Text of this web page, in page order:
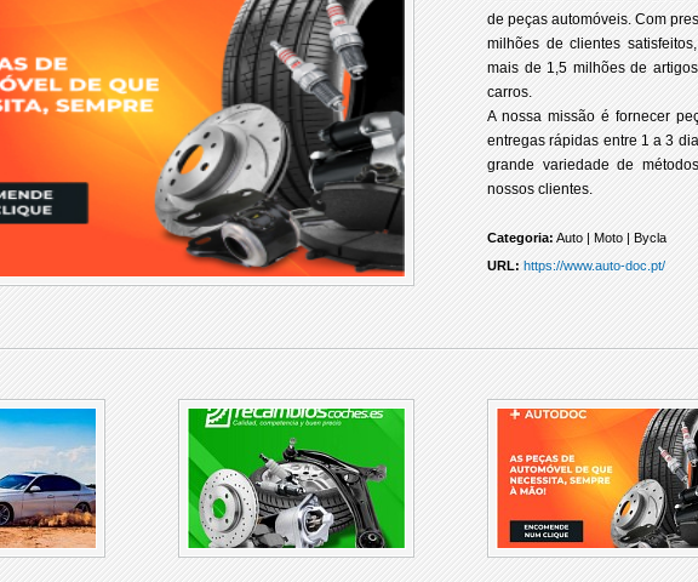
de peças automóveis. Com
milhões de clientes
mais de 1,5 milhões de
carros.
A nossa missão é fornecer
entregas rápidas entre 1 a 3
grande variedade de
nossos clientes.
Categoria: Auto | Moto | Bycla
URL: https://www.auto-doc.pt/